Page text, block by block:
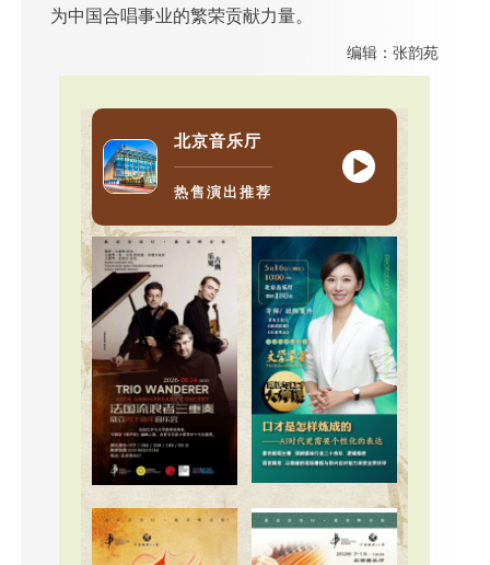
为中国合唱事业的繁荣贡献力量。
编辑：张韵苑
北京音乐厅
热售演出推荐